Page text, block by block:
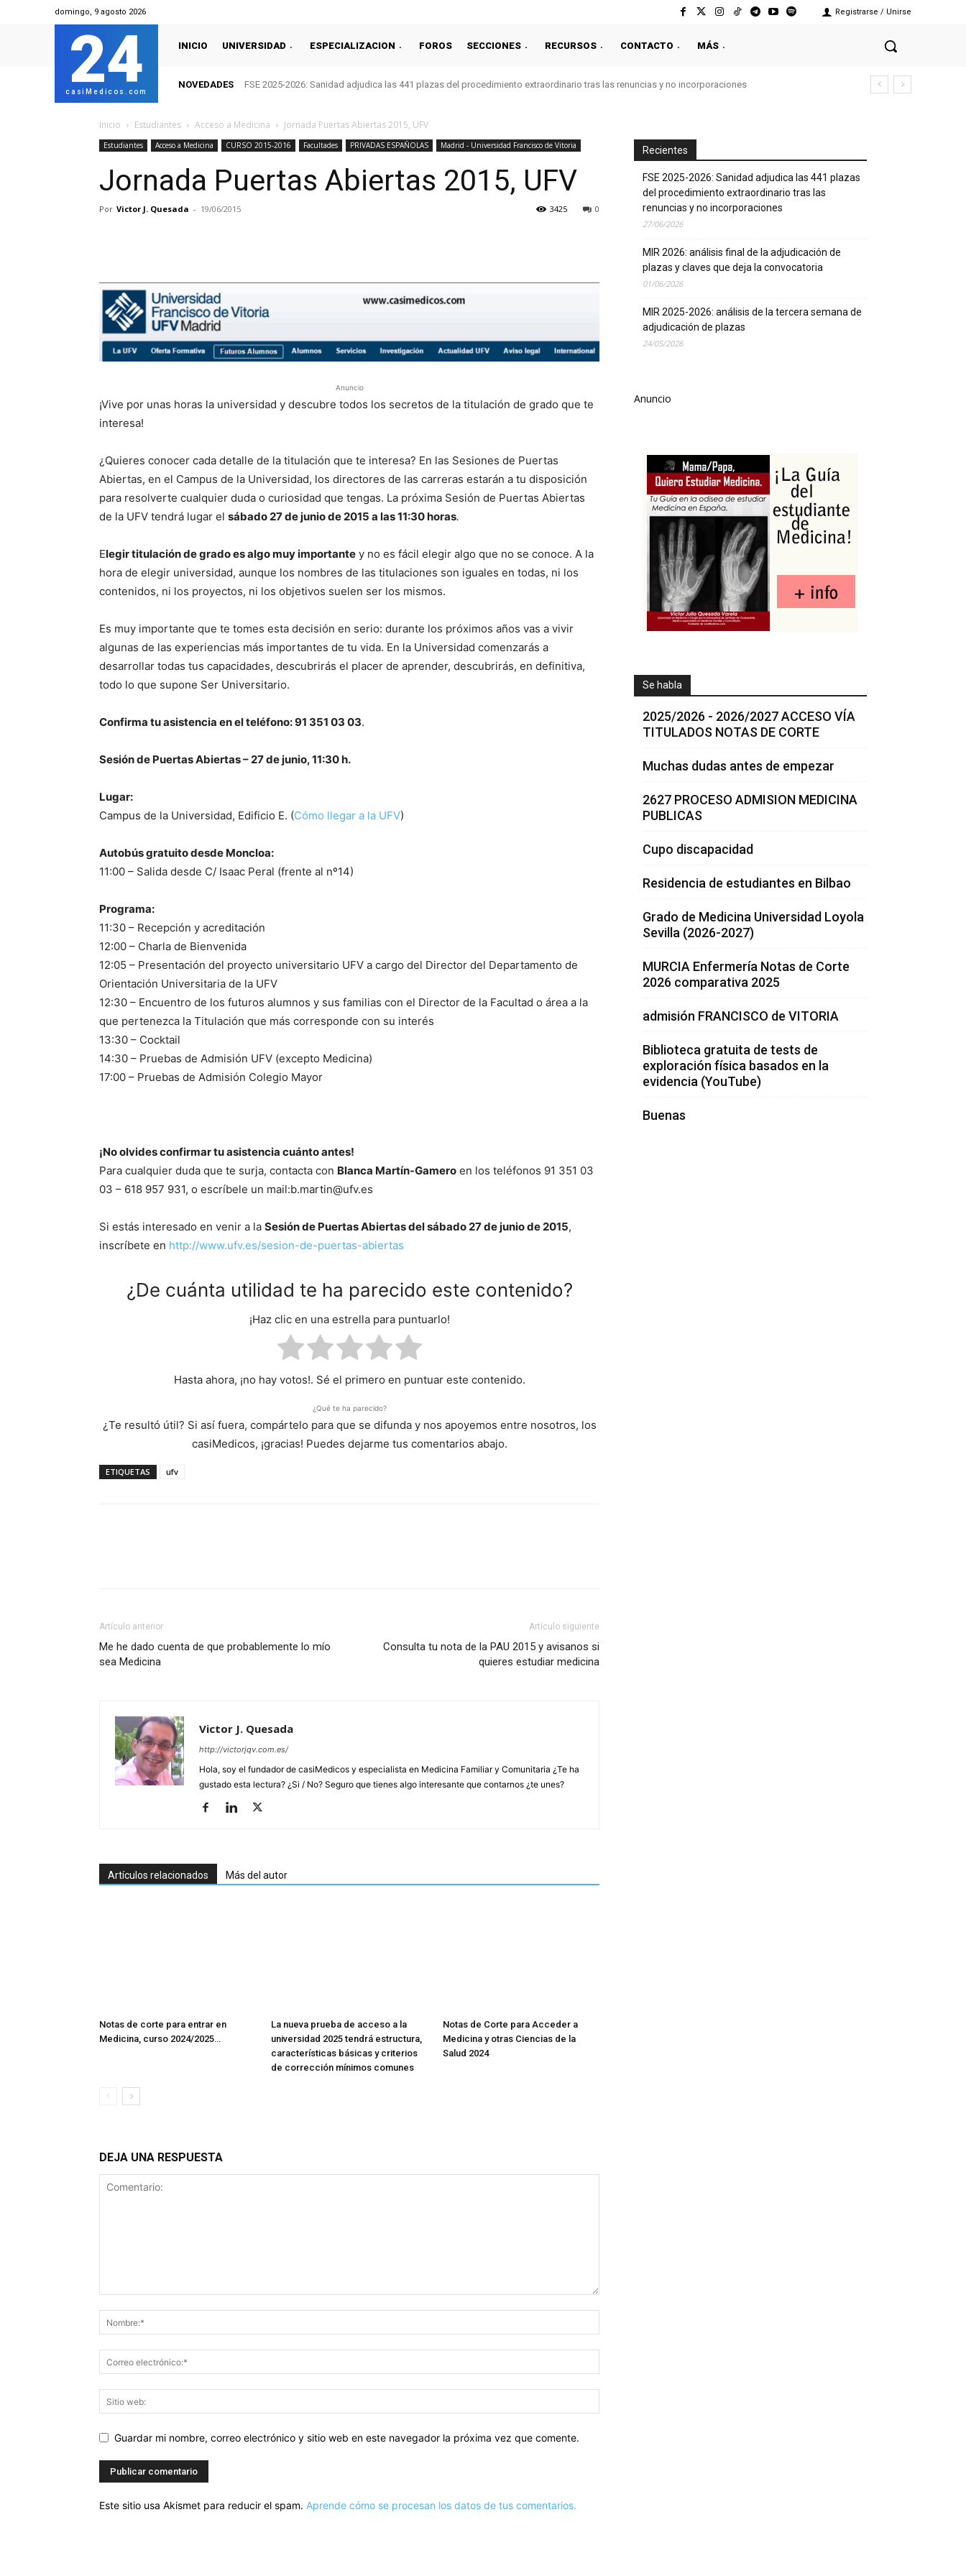
domingo, 9 agosto 2026 Registrarse / Unirse
24
casiMedicos.com
INICIO UNIVERSIDAD ESPECIALIZACION FOROS SECCIONES RECURSOS CONTACTO MÁS
NOVEDADES FSE 2025-2026: Sanidad adjudica las 441 plazas del procedimiento extraordinario tras las renuncias y no incorporaciones
Inicio Estudiantes Acceso a Medicina Jornada Puertas Abiertas 2015, UFV
Estudiantes Acceso a Medicina CURSO 2015-2016 Facultades PRIVADAS ESPAÑOLAS Madrid - Universidad Francisco de Vitoria
Jornada Puertas Abiertas 2015, UFV
Por Victor J. Quesada - 19/06/2015 0
3425
Anuncio
¡Vive por unas horas la universidad y descubre todos los secretos de la titulación de grado que te
interesa!
¿Quieres conocer cada detalle de la titulación que te interesa? En las Sesiones de Puertas
Abiertas, en el Campus de la Universidad, los directores de las carreras estarán a tu disposición
para resolverte cualquier duda o curiosidad que tengas. La próxima Sesión de Puertas Abiertas
de la UFV tendrá lugar el sábado 27 de junio de 2015 a las 11:30 horas.
Elegir titulación de grado es algo muy importante y no es fácil elegir algo que no se conoce. A la
hora de elegir universidad, aunque los nombres de las titulaciones son iguales en todas, ni los
contenidos, ni los proyectos, ni los objetivos suelen ser los mismos.
Es muy importante que te tomes esta decisión en serio: durante los próximos años vas a vivir
algunas de las experiencias más importantes de tu vida. En la Universidad comenzarás a
desarrollar todas tus capacidades, descubrirás el placer de aprender, descubrirás, en definitiva,
todo lo que supone Ser Universitario.
Confirma tu asistencia en el teléfono: 91 351 03 03.
Sesión de Puertas Abiertas – 27 de junio, 11:30 h.
Lugar:
Campus de la Universidad, Edificio E. (Cómo llegar a la UFV)
Autobús gratuito desde Moncloa:
11:00 – Salida desde C/ Isaac Peral (frente al nº14)
Programa:
11:30 – Recepción y acreditación
12:00 – Charla de Bienvenida
12:05 – Presentación del proyecto universitario UFV a cargo del Director del Departamento de
Orientación Universitaria de la UFV
12:30 – Encuentro de los futuros alumnos y sus familias con el Director de la Facultad o área a la
que pertenezca la Titulación que más corresponde con su interés
13:30 – Cocktail
14:30 – Pruebas de Admisión UFV (excepto Medicina)
17:00 – Pruebas de Admisión Colegio Mayor
¡No olvides confirmar tu asistencia cuánto antes!
Para cualquier duda que te surja, contacta con Blanca Martín-Gamero en los teléfonos 91 351 03
03 – 618 957 931, o escríbele un mail:b.martin@ufv.es
Si estás interesado en venir a la Sesión de Puertas Abiertas del sábado 27 de junio de 2015,
inscríbete en http://www.ufv.es/sesion-de-puertas-abiertas
¿De cuánta utilidad te ha parecido este contenido?
¡Haz clic en una estrella para puntuarlo!
Hasta ahora, ¡no hay votos!. Sé el primero en puntuar este contenido.
¿Qué te ha parecido?
¿Te resultó útil? Si así fuera, compártelo para que se difunda y nos apoyemos entre nosotros, los
casiMedicos, ¡gracias! Puedes dejarme tus comentarios abajo.
ETIQUETAS ufv
Artículo anterior
Me he dado cuenta de que probablemente lo mío
sea Medicina
Artículo siguiente
Consulta tu nota de la PAU 2015 y avisanos si
quieres estudiar medicina
Victor J. Quesada
http://victorjqv.com.es/
Hola, soy el fundador de casiMedicos y especialista en Medicina Familiar y Comunitaria ¿Te ha
gustado esta lectura? ¿Si / No? Seguro que tienes algo interesante que contarnos ¿te unes?
Artículos relacionados Más del autor
Notas de corte para entrar en
Medicina, curso 2024/2025…
La nueva prueba de acceso a la
universidad 2025 tendrá estructura,
características básicas y criterios
de corrección mínimos comunes
Notas de Corte para Acceder a
Medicina y otras Ciencias de la
Salud 2024
DEJA UNA RESPUESTA
Guardar mi nombre, correo electrónico y sitio web en este navegador la próxima vez que comente.
Este sitio usa Akismet para reducir el spam. Aprende cómo se procesan los datos de tus comentarios.
Recientes
FSE 2025-2026: Sanidad adjudica las 441 plazas
del procedimiento extraordinario tras las
renuncias y no incorporaciones
27/06/2026
MIR 2026: análisis final de la adjudicación de
plazas y claves que deja la convocatoria
01/06/2026
MIR 2025-2026: análisis de la tercera semana de
adjudicación de plazas
24/05/2026
Anuncio
Se habla
2025/2026 - 2026/2027 ACCESO VÍA
TITULADOS NOTAS DE CORTE
Muchas dudas antes de empezar
2627 PROCESO ADMISION MEDICINA
PUBLICAS
Cupo discapacidad
Residencia de estudiantes en Bilbao
Grado de Medicina Universidad Loyola
Sevilla (2026-2027)
MURCIA Enfermería Notas de Corte
2026 comparativa 2025
admisión FRANCISCO de VITORIA
Biblioteca gratuita de tests de
exploración física basados en la
evidencia (YouTube)
Buenas